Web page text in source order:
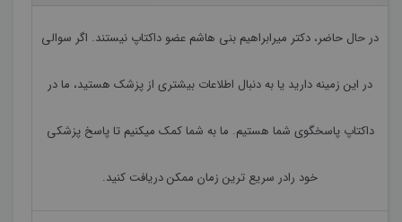
در حال حاضر، دکتر میرابراهیم بنی هاشم عضو داکتاپ نیستند. اگر سوالی
در این زمینه دارید یا به دنبال اطلاعات بیشتری از پزشک هستید، ما در
داکتاپ پاسخگوی شما هستیم. ما به شما کمک میکنیم تا پاسخ پزشکی
خود رادر سریع ترین زمان ممکن دریافت کنید.